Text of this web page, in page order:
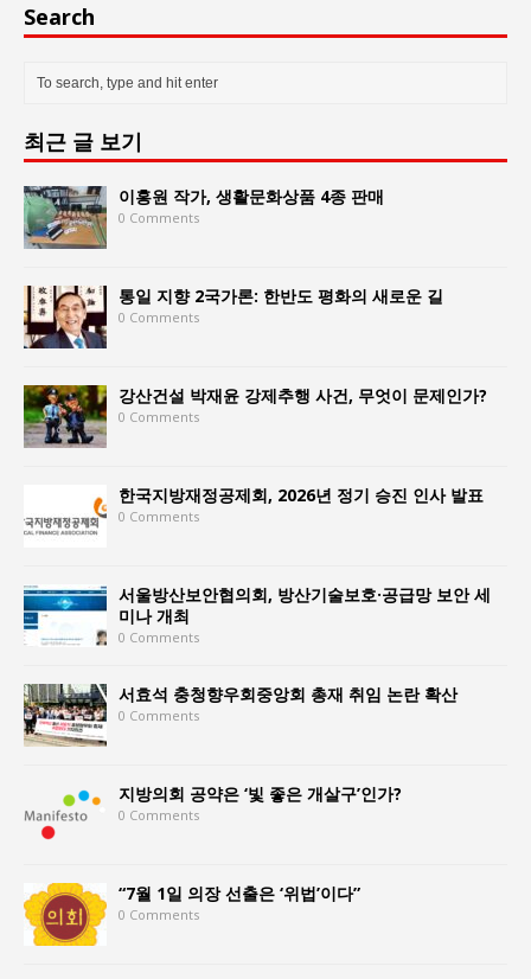
Search
최근 글 보기
이홍원 작가, 생활문화상품 4종 판매
0 Comments
통일 지향 2국가론: 한반도 평화의 새로운 길
0 Comments
강산건설 박재윤 강제추행 사건, 무엇이 문제인가?
0 Comments
한국지방재정공제회, 2026년 정기 승진 인사 발표
0 Comments
서울방산보안협의회, 방산기술보호·공급망 보안 세
미나 개최
0 Comments
서효석 충청향우회중앙회 총재 취임 논란 확산
0 Comments
지방의회 공약은 ‘빛 좋은 개살구’인가?
0 Comments
“7월 1일 의장 선출은 ‘위법’이다”
0 Comments